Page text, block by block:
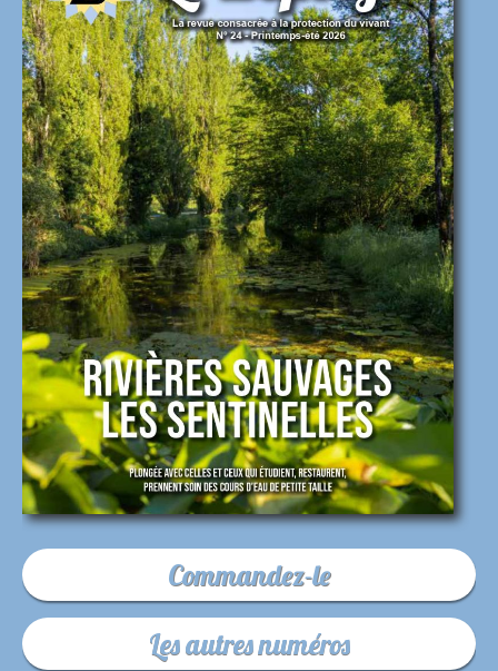
Commandez-le
Les autres numéros